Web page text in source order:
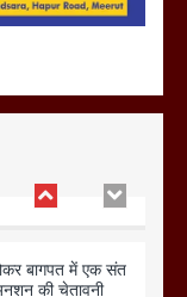
को शहर काजी नहीं